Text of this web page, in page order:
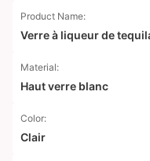
Product Name:
Verre à liqueur de
Material:
Haut verre blanc
Color:
Clair